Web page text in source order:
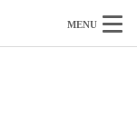
MENU